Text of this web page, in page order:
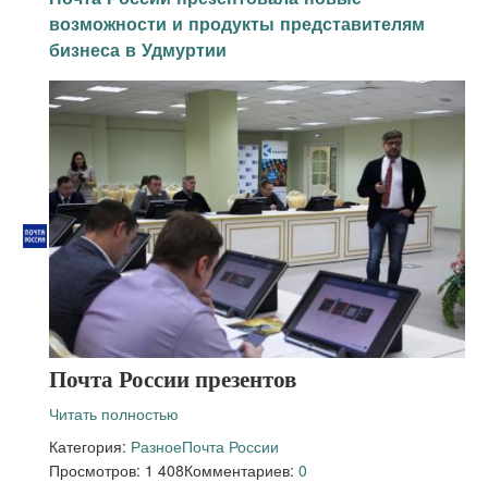
возможности и продукты представителям
бизнеса в Удмуртии
Почта России презентов
Читать полностью
Категория: РазноеПочта России
Просмотров: 1 408Комментариев: 0